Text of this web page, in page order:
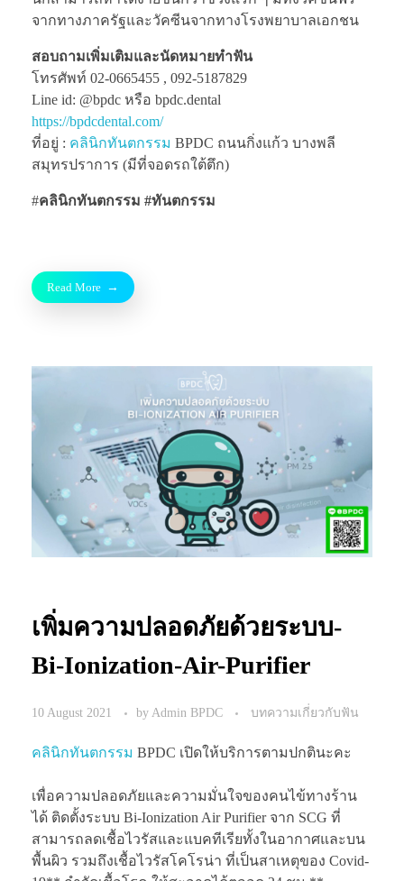
จากทางภาครัฐและวัคซีนจากทางโรงพยาบาลเอกชน
สอบถามเพิ่มเติมและนัดหมายทำฟัน
โทรศัพท์ 02-0665455 , 092-5187829
Line id: @bpdc หรือ bpdc.dental
https://bpdcdental.com/
ที่อยู่ : คลินิกทันตกรรม BPDC ถนนกิ่งแก้ว บางพลี
สมุทรปราการ (มีที่จอดรถใต้ตึก)
#คลินิกทันตกรรม #ทันตกรรม
Read More
เพิ่มความปลอดภัยด้วยระบบ-
Bi-Ionization-Air-Purifier
10 August 2021 by Admin BPDC บทความเกี่ยวกับฟัน
คลินิกทันตกรรม BPDC เปิดให้บริการตามปกตินะคะ
เพื่อความปลอดภัยและความมั่นใจของคนไข้ทางร้าน
ได้ ติดตั้งระบบ Bi-Ionization Air Purifier จาก SCG ที่
สามารถลดเชื้อไวรัสและแบคทีเรียทั้งในอากาศและบน
พื้นผิว รวมถึงเชื้อไวรัสโคโรน่า ที่เป็นสาเหตุของ Covid-